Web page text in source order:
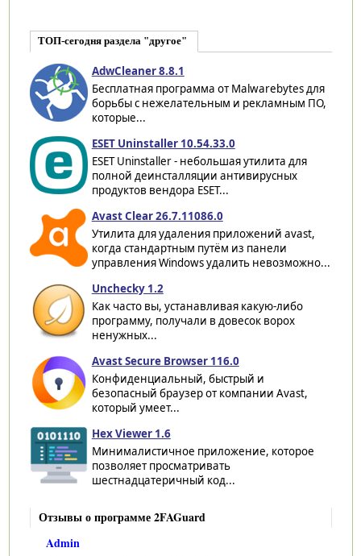
ТОП-сегодня раздела "другое"
AdwCleaner 8.8.1
Бесплатная программа от Malwarebytes для
борьбы с нежелательным и рекламным ПО,
которые...
ESET Uninstaller 10.54.33.0
ESET Uninstaller - небольшая утилита для
полной деинсталляции антивирусных
продуктов вендора ESET...
Avast Clear 26.7.11086.0
Утилита для удаления приложений avast,
когда стандартным путём из панели
управления Windows удалить невозможно...
Unchecky 1.2
Как часто вы, устанавливая какую-либо
программу, получали в довесок ворох
ненужных...
Avast Secure Browser 116.0
Конфиденциальный, быстрый и
безопасный браузер от компании Avast,
который умеет...
Hex Viewer 1.6
Минималистичное приложение, которое
позволяет просматривать
шестнадцатеричный код...
Отзывы о программе 2FAGuard
Admin